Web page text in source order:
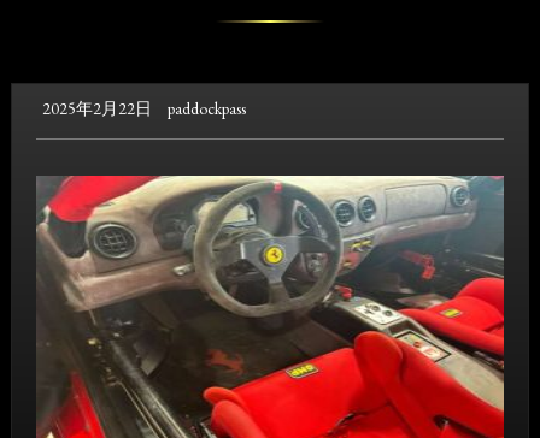
2025年2月22日 paddockpass